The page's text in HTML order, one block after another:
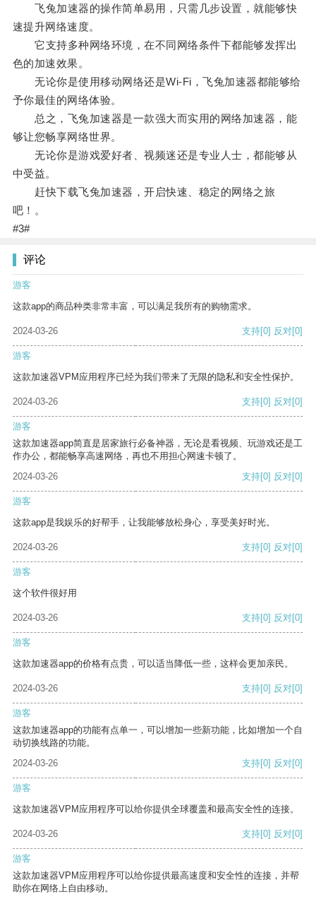
飞兔加速器的操作简单易用，只需几步设置，就能够快
速提升网络速度。
它支持多种网络环境，在不同网络条件下都能够发挥出
色的加速效果。
无论你是使用移动网络还是Wi-Fi，飞兔加速器都能够给
予你最佳的网络体验。
总之，飞兔加速器是一款强大而实用的网络加速器，能
够让您畅享网络世界。
无论你是游戏爱好者、视频迷还是专业人士，都能够从
中受益。
赶快下载飞兔加速器，开启快速、稳定的网络之旅
吧！。
#3#
评论
游客
这款app的商品种类非常丰富，可以满足我所有的购物需求。
2024-03-26 支持[0] 反对[0]
游客
这款加速器VPM应用程序已经为我们带来了无限的隐私和安全性保护。
2024-03-26 支持[0] 反对[0]
游客
这款加速器app简直是居家旅行必备神器，无论是看视频、玩游戏还是工
作办公，都能畅享高速网络，再也不用担心网速卡顿了。
2024-03-26
支持[0] 反对[0]
游客
这款app是我娱乐的好帮手，让我能够放松身心，享受美好时光。
2024-03-26 支持[0] 反对[0]
游客
这个软件很好用
2024-03-26 支持[0] 反对[0]
游客
这款加速器app的价格有点贵，可以适当降低一些，这样会更加亲民。
2024-03-26 支持[0] 反对[0]
游客
这款加速器app的功能有点单一，可以增加一些新功能，比如增加一个自
动切换线路的功能。
2024-03-26
支持[0] 反对[0]
游客
这款加速器VPM应用程序可以给你提供全球覆盖和最高安全性的连接。
2024-03-26 支持[0] 反对[0]
游客
这款加速器VPM应用程序可以给你提供最高速度和安全性的连接，并帮
助你在网络上自由移动。